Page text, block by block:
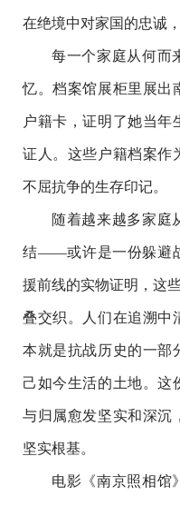
在绝境中对家国的忠诚
每一个家庭从何而
忆。档案馆展柜里展出
户籍卡，证明了她当
证人。这些户籍档案作
不屈抗争的生存印记。
随着越来越多家庭
结——或许是一份躲避
援前线的实物证明，这
叠交织。人们在追溯中
本就是抗战历史的一部
己如今生活的土地。这
与归属愈发坚实和深沉
坚实根基。
电影《南京照相馆